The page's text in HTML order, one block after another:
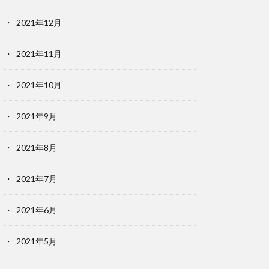
2021年12月
2021年11月
2021年10月
2021年9月
2021年8月
2021年7月
2021年6月
2021年5月